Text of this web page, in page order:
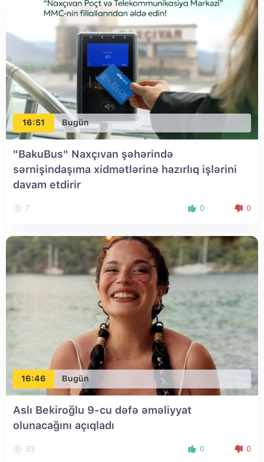
16:51 Bugün
"BakuBus" Naxçıvan şəhərində
sərnişindaşıma xidmətlərinə hazırlıq işlərini
davam etdirir
7 0 0
16:46 Bugün
Aslı Bekiroğlu 9-cu dəfə əməliyyat
olunacağını açıqladı
33 0 0